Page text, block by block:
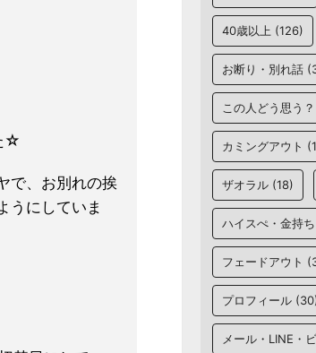
☆
、 お別れの挨
うにしていま
40歳以上 (126)
お断り・別れ話
この人どう思う？
カミングアウト
ザオラル (18)
ハイスぺ・金持ち
フェードアウト
プロフィール
メール・LINE・